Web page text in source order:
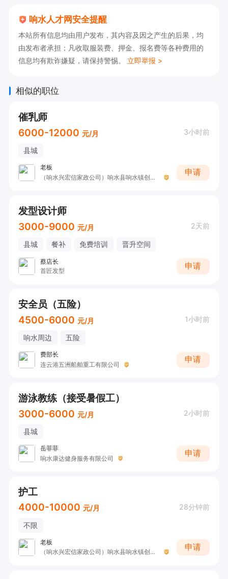
响水人才网安全提醒
本站所有信息均由用户发布，其内容及因之产生的后果，均
由发布者承担；凡收取服装费、押金、报名费等各种费用的
信息均有欺诈嫌疑，请保持警惕。 立即举报 >
相似的职位
催乳师
6000-12000 元/月 3小时前
县城
老板
（响水兴宏信家政公司）响水县响水镇创城家政服务部
申请
发型设计师
3000-9000 元/月 2天前
县城 餐补 免费培训 晋升空间
蔡店长
首匠发型
申请
安全员（五险）
4500-6000 元/月 1小时前
响水周边 五险
费部长
连云港五洲船舶重工有限公司
申请
游泳教练（接受暑假工）
3000-6000 元/月 2小时前
县城
岳菲菲
响水康达健身服务有限公司
申请
护工
4000-10000 元/月 28分钟前
不限
老板
（响水兴宏信家政公司）响水县响水镇创城家政服务部
申请